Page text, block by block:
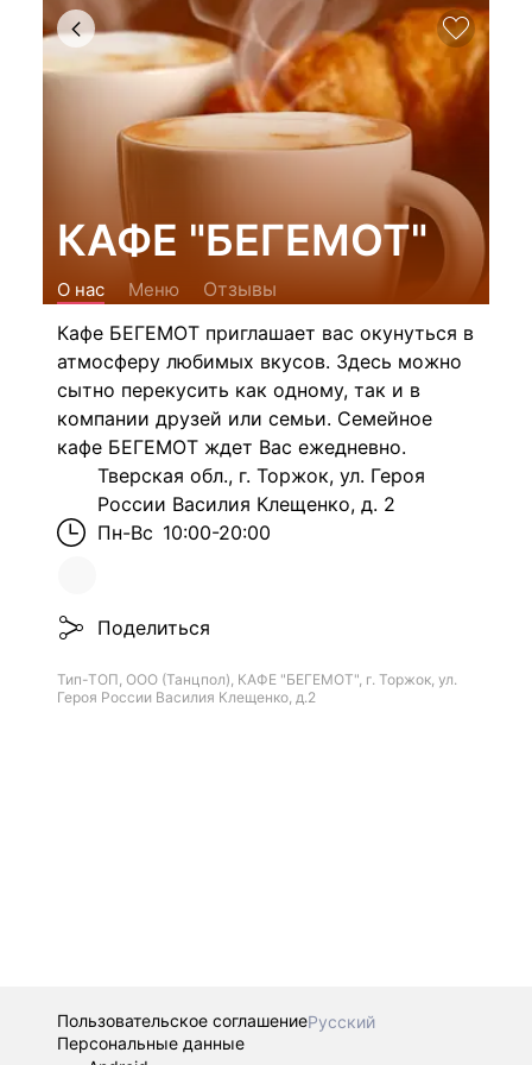
КАФЕ "БЕГЕМОТ"
О нас Меню
Отзывы
Кафе БЕГЕМОТ приглашает вас окунуться в
атмосферу любимых вкусов. Здесь можно
сытно перекусить как одному, так и в
компании друзей или семьи. Семейное
кафе БЕГЕМОТ ждет Вас ежедневно.
Тверская обл., г. Торжок, ул. Героя
России Василия Клещенко, д. 2
Пн-Вс 10:00-20:00
Поделиться
Тип-ТОП, ООО (Танцпол), КАФЕ "БЕГЕМОТ", г. Торжок, ул.
Героя России Василия Клещенко, д.2
Пользовательское соглашениеРусский
Персональные данные